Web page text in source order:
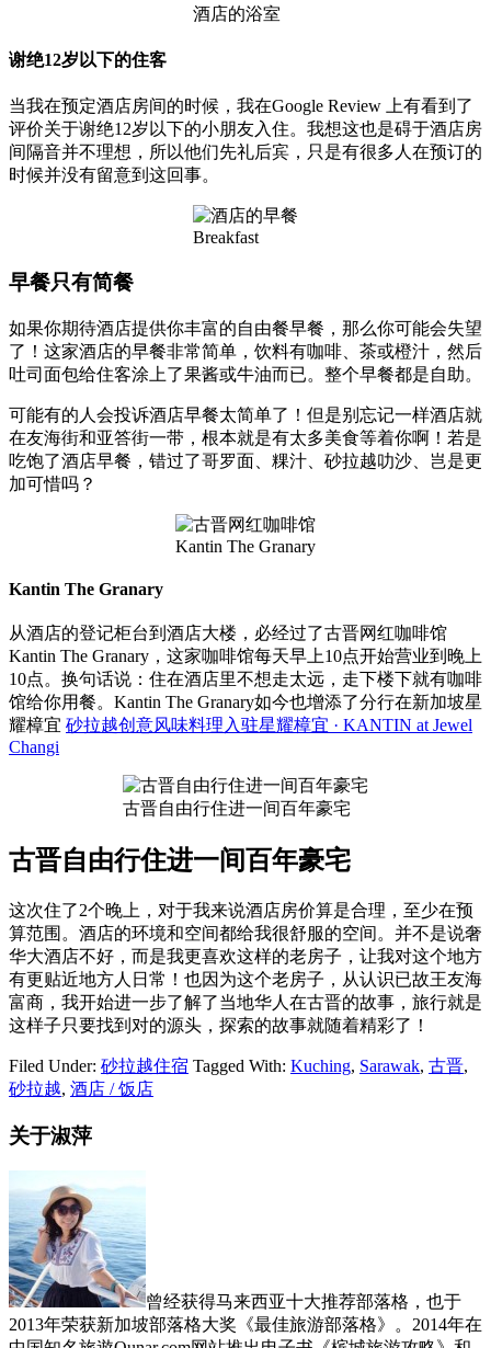
酒店的浴室
谢绝12岁以下的住客
当我在预定酒店房间的时候，我在Google Review 上有看到了
评价关于谢绝12岁以下的小朋友入住。我想这也是碍于酒店房
间隔音并不理想，所以他们先礼后宾，只是有很多人在预订的
时候并没有留意到这回事。
Breakfast
早餐只有简餐
如果你期待酒店提供你丰富的自由餐早餐，那么你可能会失望
了！这家酒店的早餐非常简单，饮料有咖啡、茶或橙汁，然后
吐司面包给住客涂上了果酱或牛油而已。整个早餐都是自助。
可能有的人会投诉酒店早餐太简单了！但是别忘记一样酒店就
在友海街和亚答街一带，根本就是有太多美食等着你啊！若是
吃饱了酒店早餐，错过了哥罗面、粿汁、砂拉越叻沙、岂是更
加可惜吗？
Kantin The Granary
Kantin The Granary
从酒店的登记柜台到酒店大楼，必经过了古晋网红咖啡馆
Kantin The Granary，这家咖啡馆每天早上10点开始营业到晚上
10点。换句话说：住在酒店里不想走太远，走下楼下就有咖啡
馆给你用餐。Kantin The Granary如今也增添了分行在新加坡星
耀樟宜 砂拉越创意风味料理入驻星耀樟宜 · KANTIN at Jewel
Changi
古晋自由行住进一间百年豪宅
古晋自由行住进一间百年豪宅
这次住了2个晚上，对于我来说酒店房价算是合理，至少在预
算范围。酒店的环境和空间都给我很舒服的空间。并不是说奢
华大酒店不好，而是我更喜欢这样的老房子，让我对这个地方
有更贴近地方人日常！也因为这个老房子，从认识已故王友海
富商，我开始进一步了解了当地华人在古晋的故事，旅行就是
这样子只要找到对的源头，探索的故事就随着精彩了！
Filed Under: 砂拉越住宿 Tagged With: Kuching, Sarawak, 古晋,
砂拉越, 酒店 / 饭店
关于淑萍
曾经获得马来西亚十大推荐部落格，也于
2013年荣获新加坡部落格大奖《最佳旅游部落格》。2014年在